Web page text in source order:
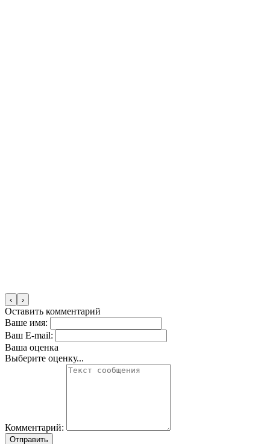
‹ ›
Оставить комментарий
Ваше имя:
Ваш E-mail:
Ваша оценка
Выберите оценку...
Комментарий:
Отправить